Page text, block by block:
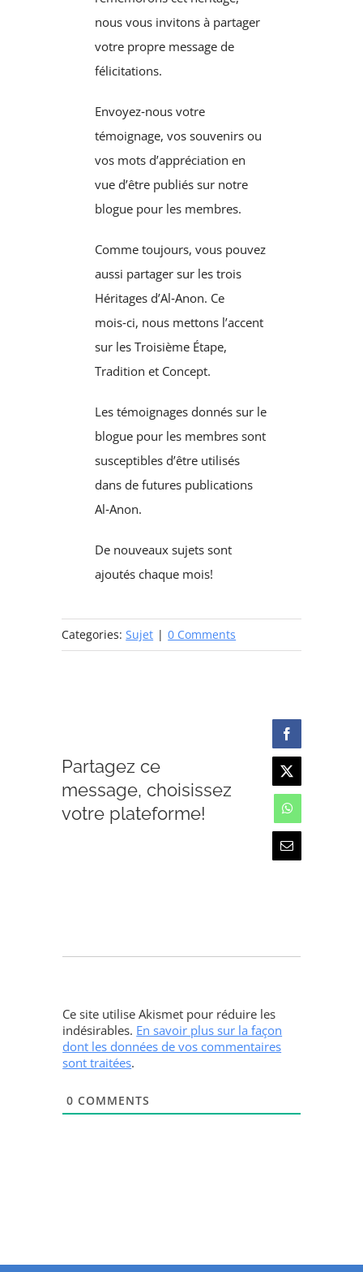
nous vous invitons à partager
votre propre message de
félicitations.
Envoyez‑nous votre
témoignage, vos souvenirs ou
vos mots d’appréciation en
vue d’être publiés sur notre
blogue pour les membres.
Comme toujours, vous pouvez
aussi partager sur les trois
Héritages d’Al‑Anon. Ce
mois‑ci, nous mettons l’accent
sur les Troisième Étape,
Tradition et Concept.
Les témoignages donnés sur le
blogue pour les membres sont
susceptibles d’être utilisés
dans de futures publications
Al‑Anon.
De nouveaux sujets sont
ajoutés chaque mois!
Categories:Sujet | 0 Comments
Partagez ce
message, choisissez
votre plateforme!
Facebook
X
WhatsApp
Email
Ce site utilise Akismet pour réduire les
indésirables. En savoir plus sur la façon
dont les données de vos commentaires
sont traitées.
0 COMMENTS